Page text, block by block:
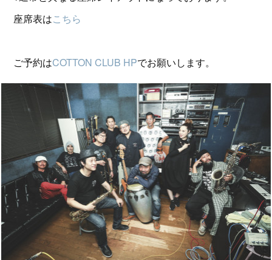
座席表はこちら
ご予約はCOTTON CLUB HPでお願いします。